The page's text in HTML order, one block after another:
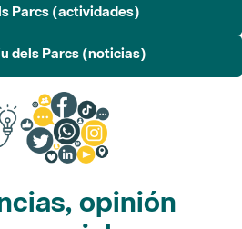
Parcs (actividades)
dels Parcs (noticias)
opinión